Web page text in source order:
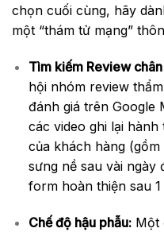
chọn cuối cùng, hãy
một “thám tử mạng”
Tìm kiếm Review
hội nhóm review
đánh giá trên Google
các video ghi lại
của khách hàng
sưng nề sau vài ngày
form hoàn thiện sau 1
Chế độ hậu phẫu:Một